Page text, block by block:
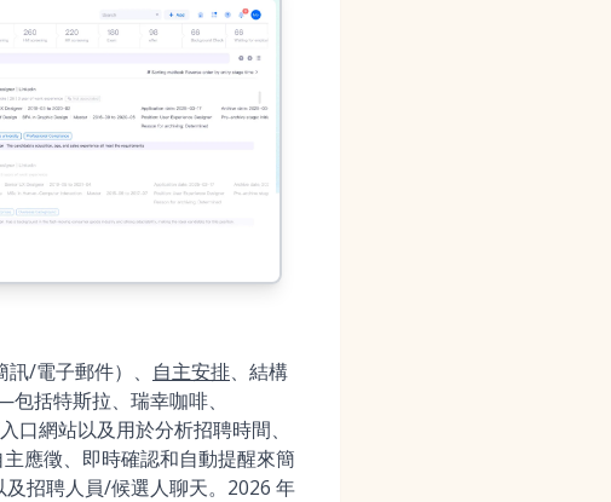
/電子郵件）、 自主安排、結構
括特斯拉、瑞幸咖啡、
網站以及用於分析招聘時間、
應徵、即時確認和自動提醒來簡
及招聘人員/候選人聊天。2026 年